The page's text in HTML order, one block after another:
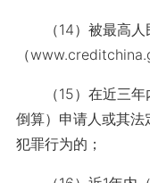
（14）被最高人
（
（15）在近三年
倒算）申请人或其
犯罪行为的；